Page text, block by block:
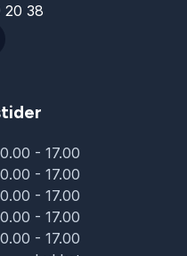
20 38
- 17.00
- 17.00
- 17.00
- 17.00
- 17.00